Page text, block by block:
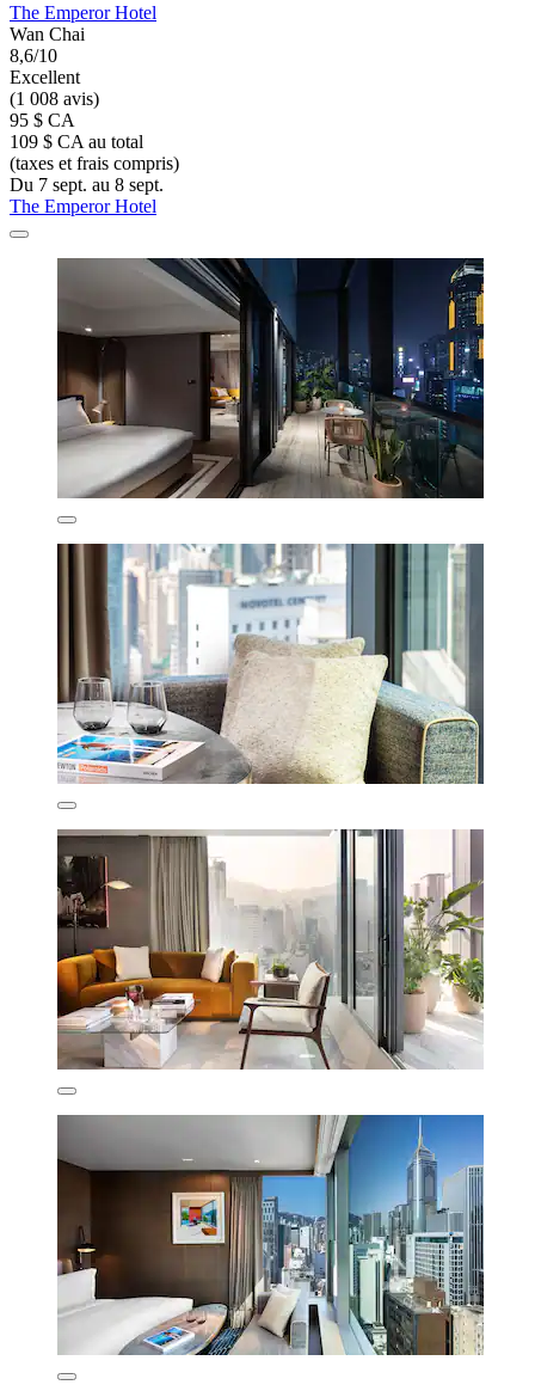
The Emperor Hotel
Wan Chai
8,6/10
Excellent
(1 008 avis)
95 $ CA
109 $ CA au total
(taxes et frais compris)
Du 7 sept. au 8 sept.
The Emperor Hotel